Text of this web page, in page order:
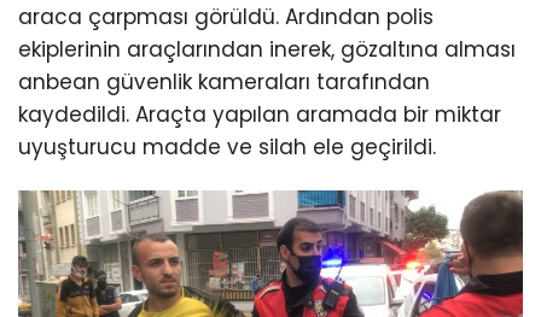
araca çarpması görüldü. Ardından polis
ekiplerinin araçlarından inerek, gözaltına alması
anbean güvenlik kameraları tarafından
kaydedildi. Araçta yapılan aramada bir miktar
uyuşturucu madde ve silah ele geçirildi.